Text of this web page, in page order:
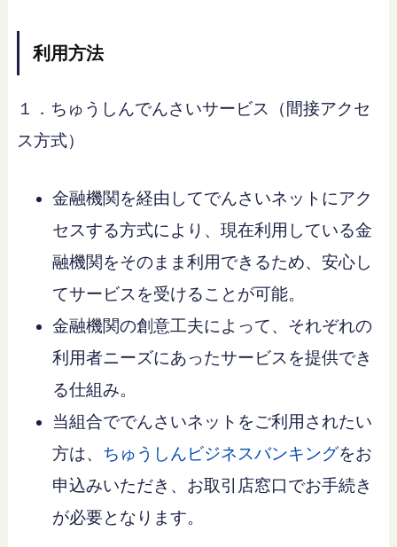
利用方法
１．ちゅうしんでんさいサービス（間接アクセ
ス方式）
金融機関を経由してでんさいネットにアク
セスする方式により、現在利用している金
融機関をそのまま利用できるため、安心し
てサービスを受けることが可能。
金融機関の創意工夫によって、それぞれの
利用者ニーズにあったサービスを提供でき
る仕組み。
当組合ででんさいネットをご利用されたい
方は、 ちゅうしんビジネスバンキングをお
申込みいただき、お取引店窓口でお手続き
が必要となります。